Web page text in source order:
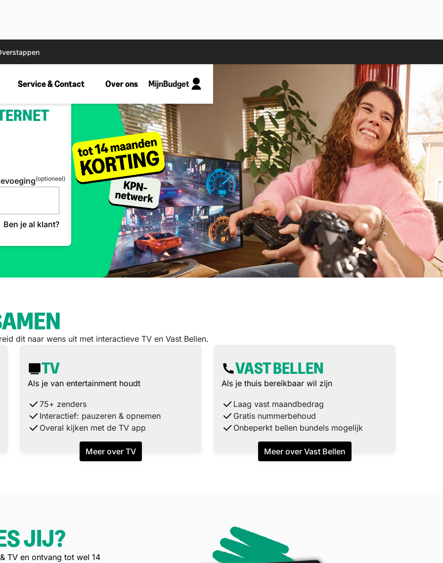
Service & Contact Over ons MijnBudget
(optioneel)
Ben je al klant?
dit naar wens uit met interactieve TV en Vast Bellen.
TV
Als je van entertainment houdt
75+ zenders
Interactief: pauzeren & opnemen
Overal kijken met de TV app
Meer over TV
VAST BELLEN
Als je thuis bereikbaar wil zijn
Laag vast maandbedrag
Gratis nummerbehoud
Onbeperkt bellen bundels mogelijk
Meer over Vast Bellen
JIJ?
TV en ontvang tot wel 14